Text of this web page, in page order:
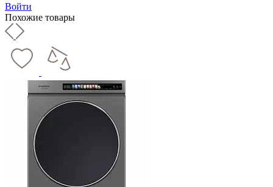
Войти
Похожие товары